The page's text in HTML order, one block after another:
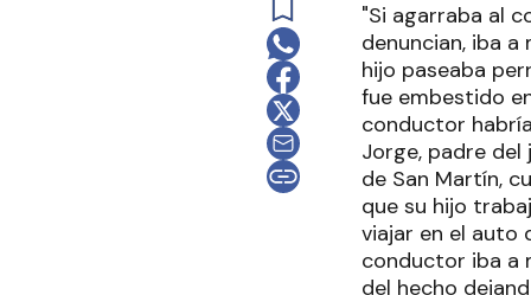
"Si agarraba al
denuncian, iba
hijo paseaba
fue embestido
conductor
Jorge, padre del
de San Martín,
que su hijo
viajar en el auto
conductor iba a
del hecho